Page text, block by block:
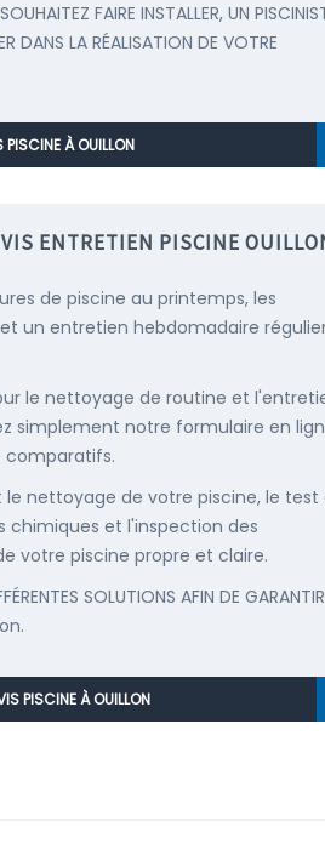
FAIRE INSTALLER, UN
DANS LA RÉALISATION DE VOTRE
PISCINE À OUILLON
ENTRETIEN PISCINE
de piscine au printemps, les
un entretien hebdomadaire
le nettoyage de routine et
simplement notre formulaire en
comparatifs.
nettoyage de votre piscine, le test
chimiques et l'inspection des
votre piscine propre et claire.
SOLUTIONS AFIN DE GARANTIR
PISCINE À OUILLON